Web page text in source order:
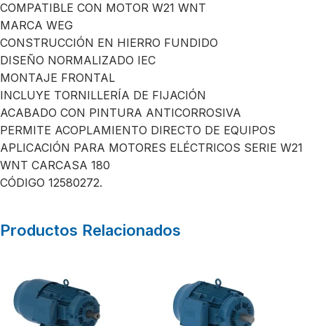
COMPATIBLE CON MOTOR W21 WNT
MARCA WEG
CONSTRUCCIÓN EN HIERRO FUNDIDO
DISEÑO NORMALIZADO IEC
MONTAJE FRONTAL
INCLUYE TORNILLERÍA DE FIJACIÓN
ACABADO CON PINTURA ANTICORROSIVA
PERMITE ACOPLAMIENTO DIRECTO DE EQUIPOS
APLICACIÓN PARA MOTORES ELÉCTRICOS SERIE W21
WNT CARCASA 180
CÓDIGO 12580272.
Productos Relacionados